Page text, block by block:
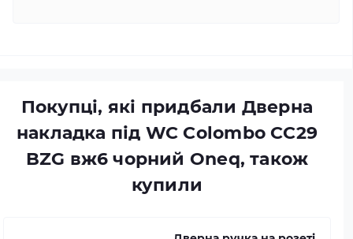
Покупці, які придбали Дверна
накладка під WC Colombo CC29
BZG вж6 чорний Oneq, також
купили